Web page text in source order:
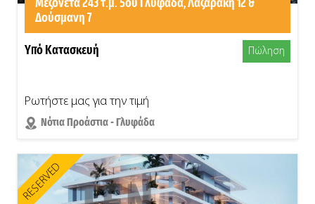
Δούσμανη 7
Υπό Κατασκευή
Πώληση
Ρωτήστε μας για την τιμή
Νότια Προάστια - Γλυφάδα
RESERVED